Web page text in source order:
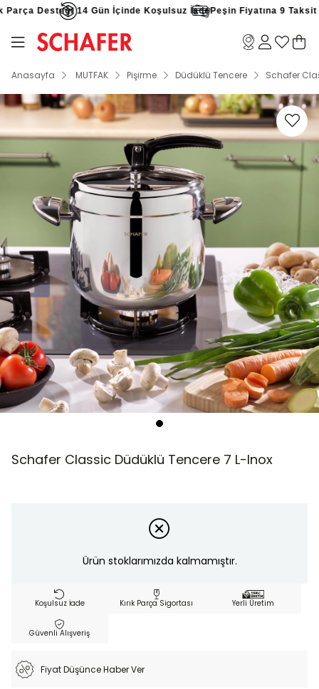
Desteği 14 Gün İçinde Koşulsuz İadePeşin Fiyatına 9 Taksit
Anasayfa MUTFAK Pişirme Düdüklü Tencere Schafer
Schafer Classic Düdüklü Tencere 7 L-Inox
Ürün stoklarımızda kalmamıştır.
Koşulsuz İade Kırık Parça Sigortası Yerli Üretim
Güvenli Alışveriş
Fiyat Düşünce Haber Ver